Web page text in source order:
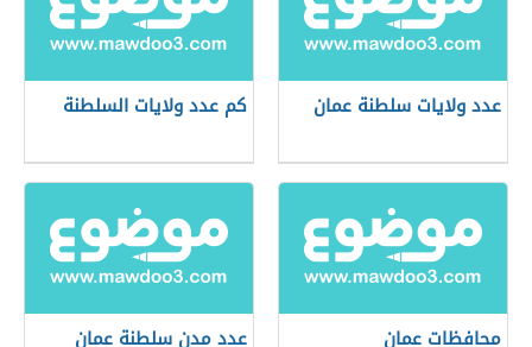
عدد ولايات سلطنة عمان كم عدد ولايات السلطنة
محافظات عمان عدد مدن سلطنة عمان